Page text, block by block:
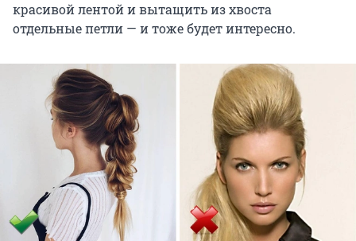
красивой лентой и вытащить из хвоста
отдельные петли — и тоже будет интересно.